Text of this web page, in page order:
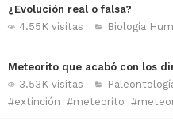
¿Evolución real o falsa?
4.55K visitas
Biología
Meteorito que acabó con los
3.53K visitas
#extinción #meteorito